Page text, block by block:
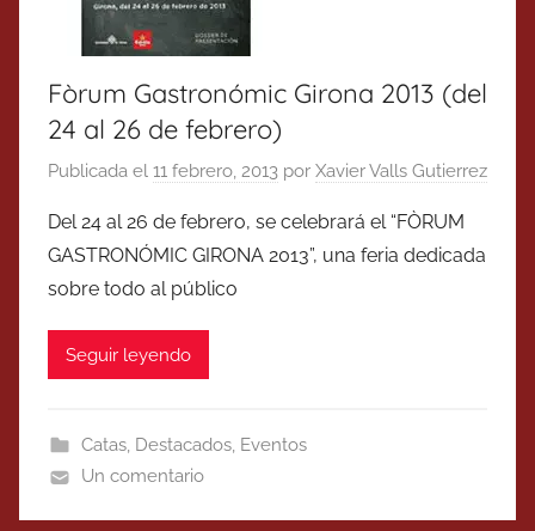
Fòrum Gastronómic Girona 2013 (del
24 al 26 de febrero)
Publicada el 11 febrero, 2013 por Xavier Valls Gutierrez
Del 24 al 26 de febrero, se celebrará el “FÒRUM
GASTRONÓMIC GIRONA 2013”, una feria dedicada
sobre todo al público
Seguir leyendo
Catas, Destacados, Eventos
Un comentario